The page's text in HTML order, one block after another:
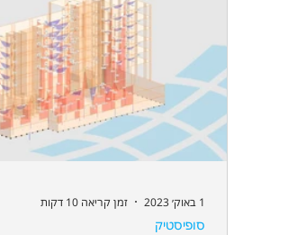
סופיסטיק
1 באוק׳ 2023 זמן קריאה 10 דקות